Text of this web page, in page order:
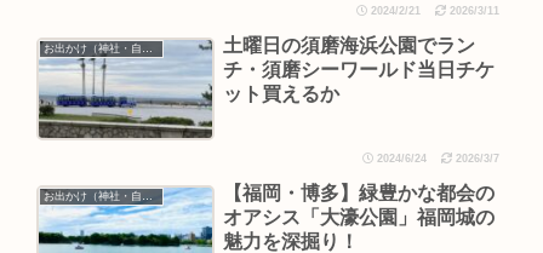
2024/2/21 2026/3/11
お出かけ（神社・自然・旅）
土曜日の須磨海浜公園でラン
チ・須磨シーワールド当日チケ
ット買えるか
2024/6/24 2026/3/7
【福岡・博多】緑豊かな都会の
オアシス「大濠公園」福岡城の
魅力を深掘り！